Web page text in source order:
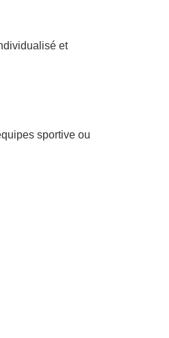
et
sportive ou